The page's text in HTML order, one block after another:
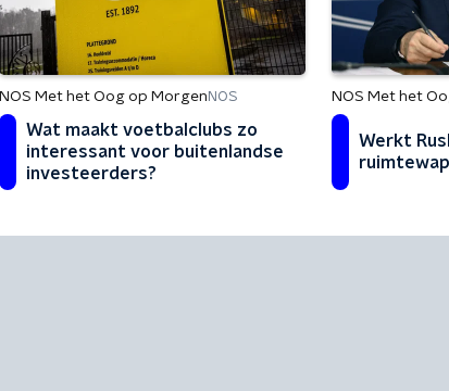
NOS Met het Oog op Morgen NOS
Wat maakt voetbalclubs zo
interessant voor buitenlandse
investeerders?
NOS Met het
Werkt